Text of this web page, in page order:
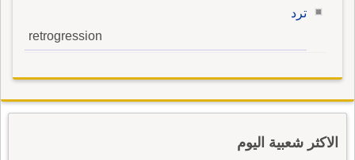
ترد
retrogression
الاكثر شعبية اليوم